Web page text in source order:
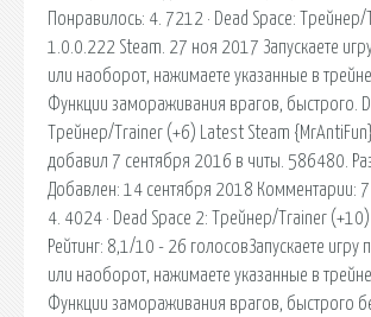
Понравилось: 4. 7212 · Dead Space:
1.0.0.222 Steam. 27 ноя 2017 Запускаете
или наоборот, нажимаете указанные в
Функции замораживания врагов, быстрого.
Трейнер/Trainer (+6) Latest Steam
добавил 7 сентября 2016 в читы. 586480.
Добавлен: 14 сентября 2018 Комментарии:
4. 4024 · Dead Space 2: Трейнер/Trainer (+10)
Рейтинг: 8,1/10 - 26 голосовЗапускаете игру
или наоборот, нажимаете указанные в
Функции замораживания врагов, быстрого